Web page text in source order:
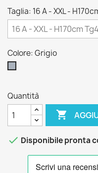
Taglia: 16 A - XXL -
Colore: Grigio
Quantità

 Disponibile pronta